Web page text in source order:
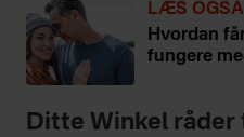
LÆS OGSÅ
Hvordan
fungere
Ditte Winkel råder